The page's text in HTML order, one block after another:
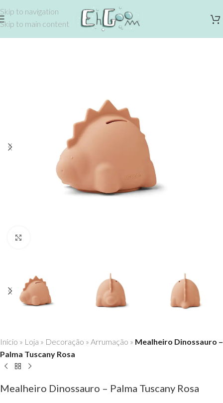
Skip to navigation
Skip to main content
Início » Loja » Decoração » Arrumação » Mealheiro Dinossauro –
Palma Tuscany Rosa
Mealheiro Dinossauro – Palma Tuscany Rosa